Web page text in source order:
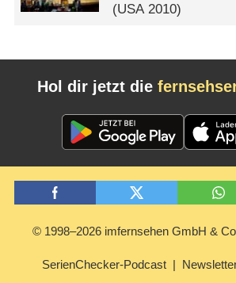
(USA2010)
Hol dir jetzt die
© 1998–2026 imfernsehen GmbH &
SerienChecker-Podcast